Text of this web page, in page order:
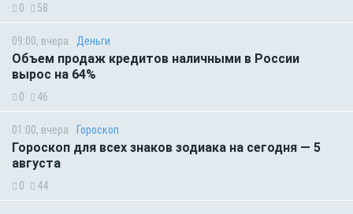
0 58
09:00, вчера Деньги
Объем продаж кредитов наличными в России
вырос на 64%
0 46
01:00, вчера Гороскоп
Гороскоп для всех знаков зодиака на сегодня — 5
августа
0 44